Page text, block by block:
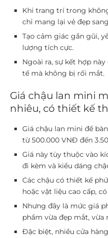
Khi trang trí trong
chỉ mang lại vẻ đẹp
Tạo cảm giác gần gũi,
lượng tích cực.
Ngoài ra, sự kết hợp
tế mà không bị rối mắt.
Giá chậu lan mini
nhiêu, có thiết kế
Giá chậu lan mini để
từ 500.000 VNĐ đến
Giá này tùy thuộc vào
đi kèm và kiểu dáng
Các chậu có thiết kế
hoặc vật liệu cao cấp,
Nhưng đây là mức giá
phẩm vừa đẹp mắt,
Đặc biệt, nhiều cửa